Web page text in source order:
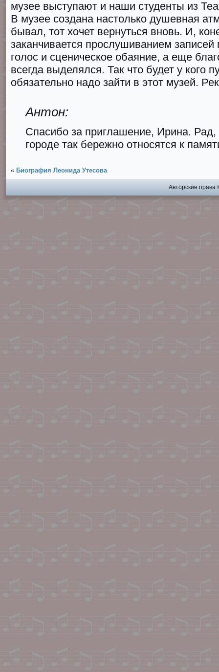
музее выступают и наши студенты из
В музее создана настолько душевная
бывал, тот хочет вернуться вновь. И,
заканчивается прослушиванием
голос и сценическое обаяние, а еще
всегда выделялся. Так что будет у кого
обязательно надо зайти в этот музей.
Антон:
Спасибо за приглашение, Ирина. Рад,
городе так бережно относятся к
« Биография Леонида Утесова
Авторские